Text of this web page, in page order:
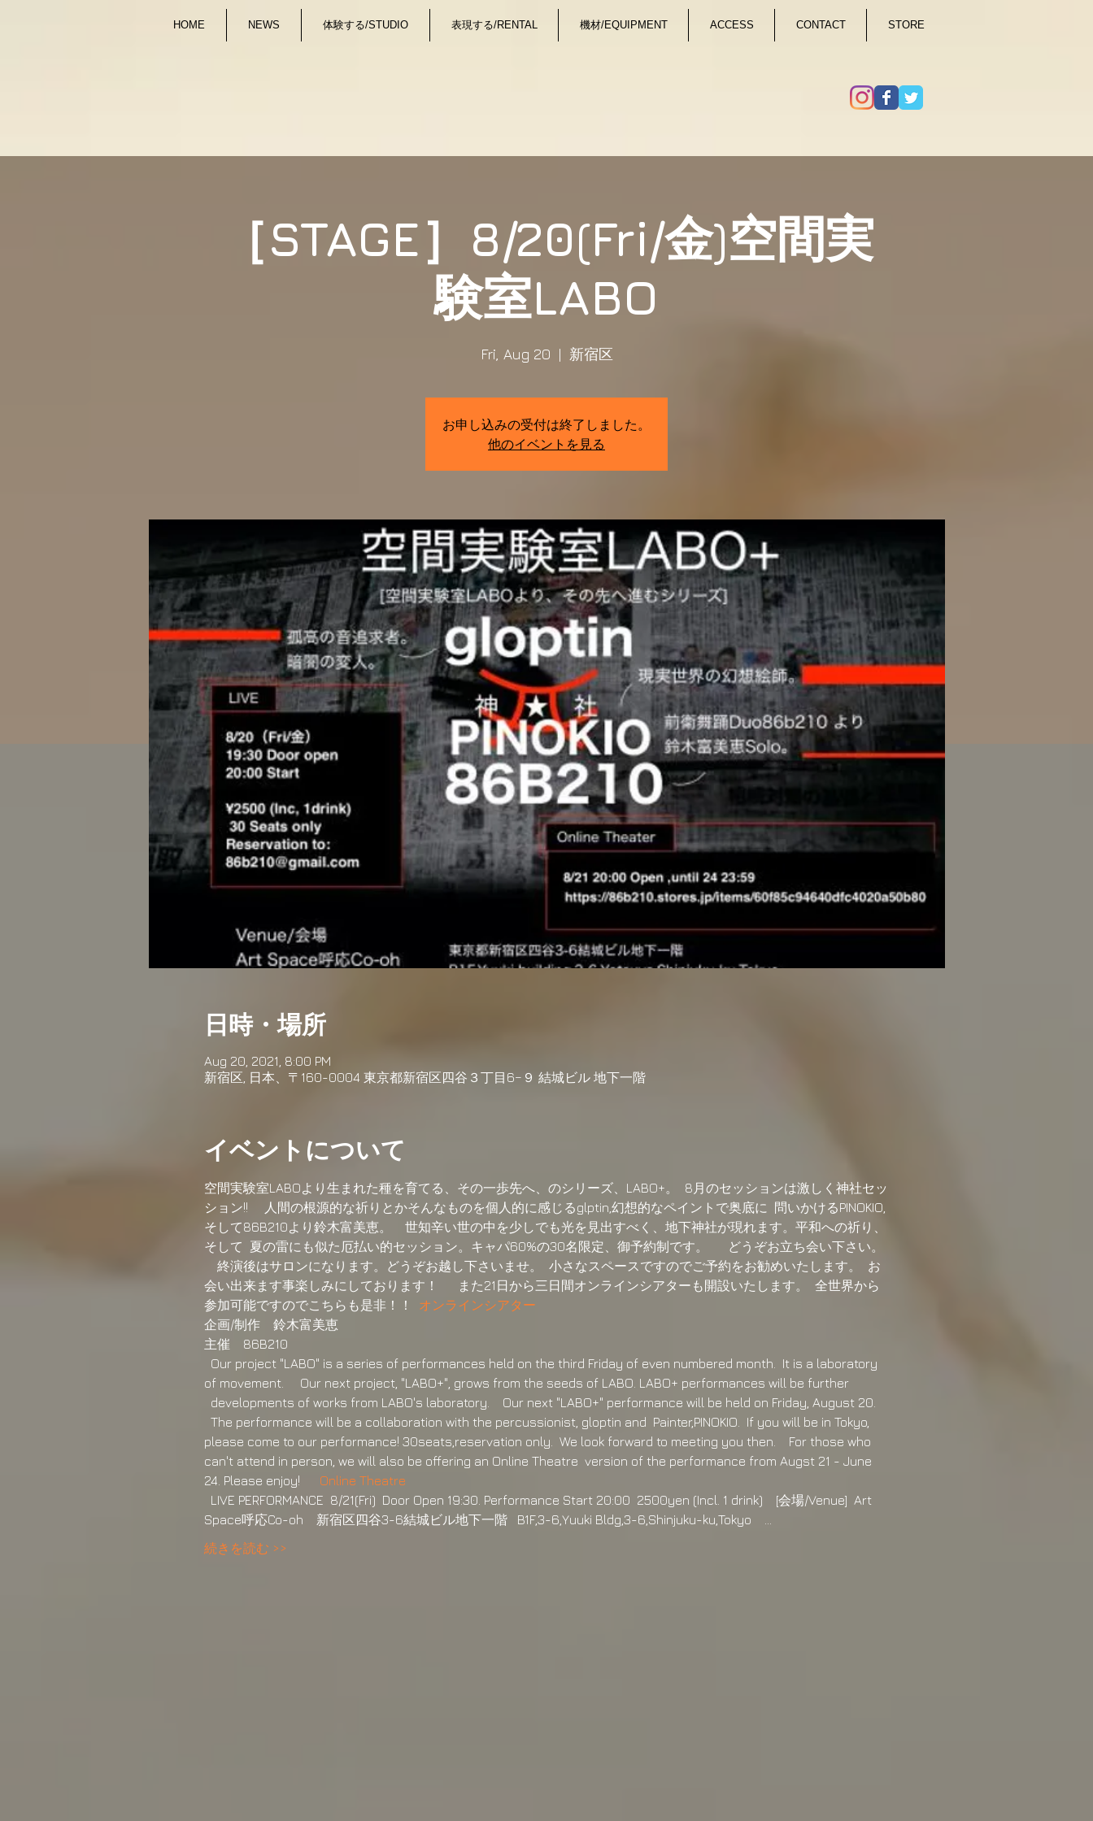
HOME NEWS 体験する/STUDIO 表現する/RENTAL 機材/EQUIPMENT ACCESS CONTACT STORE
［STAGE］8/20(Fri/金)空間実
験室LABO
Fri, Aug 20
  |
新宿区
お申し込みの受付は終了しました。
他のイベントを見る
日時・場所
Aug 20, 2021, 8:00 PM
新宿区, 日本、〒160-0004 東京都新宿区四谷３丁目6−９ 結城ビル 地下一階
イベントについて
空間実験室LABOより生まれた種を育てる、その一歩先へ、のシリーズ、LABO+。  8月のセッションは激しく神社セッ
ション!!     人間の根源的な祈りとかそんなものを個人的に感じるglptin,幻想的なペイントで奥底に  問いかけるPINOKIO,
そして86B210より鈴木富美恵。    世知辛い世の中を少しでも光を見出すべく、地下神社が現れます。平和への祈り、
そして  夏の雷にも似た厄払い的セッション。キャパ60%の30名限定、御予約制です。      どうぞお立ち会い下さい。
終演後はサロンになります。どうぞお越し下さいませ。  小さなスペースですのでご予約をお勧めいたします。  お
会い出来ます事楽しみにしております！      また21日から三日間オンラインシアターも開設いたします。  全世界から
参加可能ですのでこちらも是非！！ オンラインシアター
企画/制作　鈴木富美恵
主催　86B210
Our project "LABO" is a series of performances held on the third Friday of even numbered month.  It is a laboratory
of movement.     Our next project, "LABO+", grows from the seeds of LABO. LABO+ performances will be further
developments of works from LABO's laboratory.    Our next "LABO+" performance will be held on Friday, August 20.
The performance will be a collaboration with the percussionist, gloptin and  Painter,PINOKIO.  If you will be in Tokyo,
please come to our performance! 30seats,reservation only.  We look forward to meeting you then.    For those who
can't attend in person, we will also be offering an Online Theatre  version of the performance from Augst 21 - June
24. Please enjoy! Online Theatre
LIVE PERFORMANCE  8/21(Fri)  Door Open 19:30. Performance Start 20:00  2500yen (Incl. 1 drink)    [会場/Venue]  Art
Space呼応Co-oh    新宿区四谷3-6結城ビル地下一階   B1F,3-6,Yuuki Bldg,3-6,Shinjuku-ku,Tokyo　…
続きを読む >>